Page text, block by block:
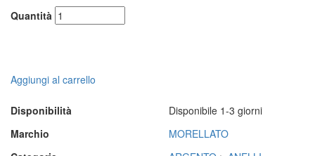
Quantità
Aggiungi al carrello
Disponibilità
Disponibile 1-3 giorni
Marchio
MORELLATO